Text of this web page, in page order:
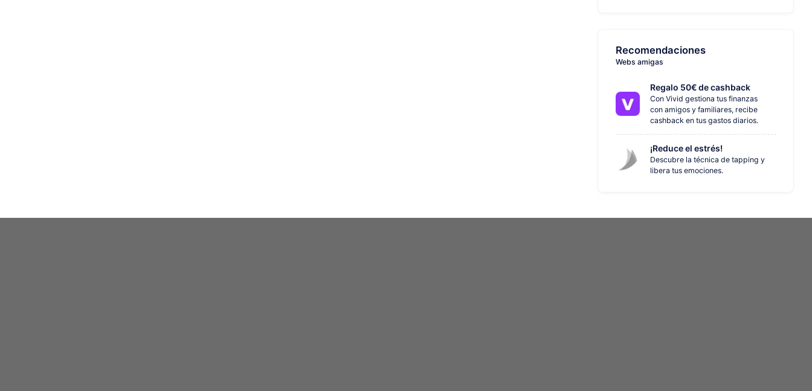
Recomendaciones
Webs amigas
Regalo 50€ de cashback
Con Vivid gestiona tus finanzas
con amigos y familiares, recibe
cashback en tus gastos diarios.
¡Reduce el estrés!
Descubre la técnica de tapping y
libera tus emociones.